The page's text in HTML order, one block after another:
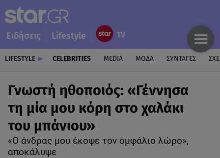
Ειδήσεις Lifestyle
LIFESTYLE CELEBRITIES MEDIA ΜΟΔΑ ΣΥΝΤΑΓΕΣ
Γνωστή ηθοποιός: «Γέννησα
τη μία μου κόρη στο χαλάκι
του μπάνιου»
«Ο άνδρας μου έκοψε τον ομφάλιο λώρο»,
αποκάλυψε